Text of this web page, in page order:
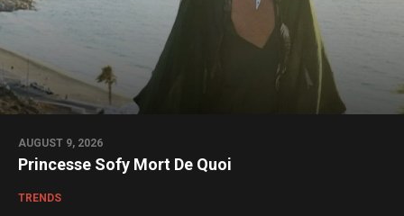
AUGUST 9, 2026
Princesse Sofy Mort De Quoi
TRENDS